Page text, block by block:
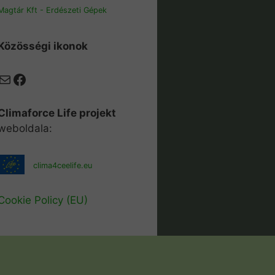
Kft - Erdészeti Gépek
ikonok
MailFacebook
Life projekt
clima4ceelife.eu
Policy (EU)